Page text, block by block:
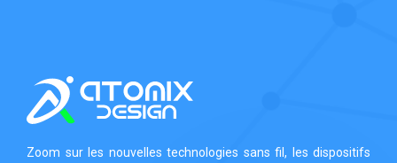
Zoom sur les nouvelles technologies sans fil, les dispositifs